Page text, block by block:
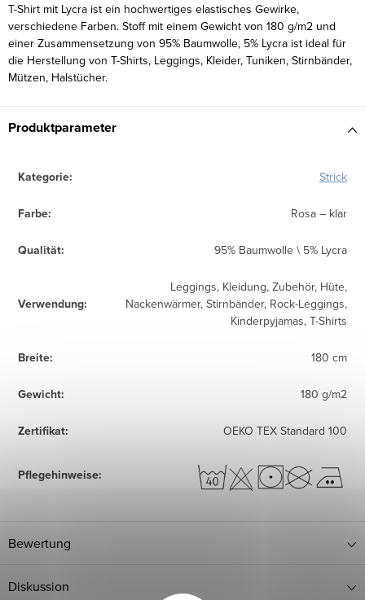
T-Shirt mit Lycra ist ein hochwertiges elastisches Gewirke,
verschiedene Farben. Stoff mit einem Gewicht von 180 g/m2 und
einer Zusammensetzung von 95% Baumwolle, 5% Lycra ist ideal für
die Herstellung von T-Shirts, Leggings, Kleider, Tuniken, Stirnbänder,
Mützen, Halstücher.
Produktparameter
Kategorie: Strick
Farbe: Rosa – klar
Qualität: 95% Baumwolle \ 5% Lycra
Verwendung:
Leggings, Kleidung, Zubehör, Hüte,
Nackenwärmer, Stirnbänder, Rock-Leggings,
Kinderpyjamas, T-Shirts
Breite: 180 cm
Gewicht: 180 g/m2
Zertifikat: OEKO TEX Standard 100
Pflegehinweise:
Bewertung
Diskussion